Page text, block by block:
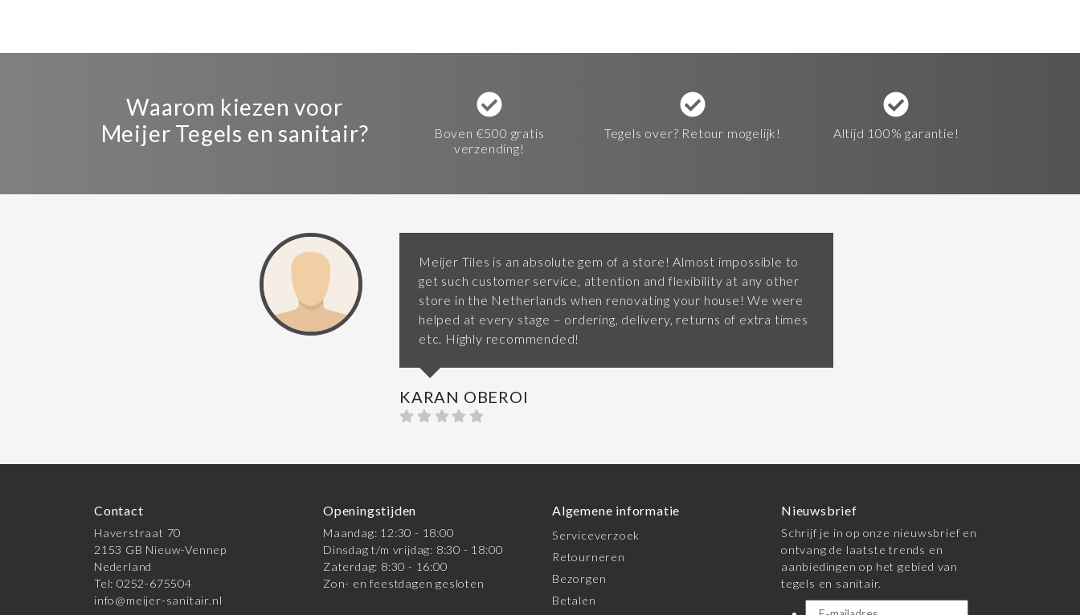
Waarom kiezen voor
Meijer Tegels en sanitair?
Boven €500 gratis
verzending!
Tegels over? Retour mogelijk! Altijd 100% garantie!
Meijer Tiles is an absolute gem of a store! Almost impossible to
get such customer service, attention and flexibility at any other
store in the Netherlands when renovating your house! We were
helped at every stage – ordering, delivery, returns of extra times
etc. Highly recommended!
KARAN OBEROI
Contact
Haverstraat 70
2153 GB Nieuw-Vennep
Nederland
Tel: 0252-675504
info@meijer-sanitair.nl
Openingstijden
Maandag: 12:30 - 18:00
Dinsdag t/m vrijdag: 8:30 - 18:00
Zaterdag: 8:30 - 16:00
Zon- en feestdagen gesloten
Algemene informatie
Serviceverzoek
Retourneren
Bezorgen
Betalen
Nieuwsbrief
Schrijf je in op onze nieuwsbrief en
ontvang de laatste trends en
aanbiedingen op het gebied van
tegels en sanitair.